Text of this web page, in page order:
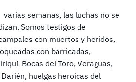
varias semanas, las luchas no se
Somos testigos de
con muertos y heridos,
con barricadas,
Bocas del Toro, Veraguas,
huelgas heroicas del